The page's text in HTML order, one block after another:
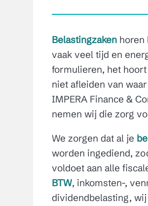
Belastingzaken horen
vaak veel tijd en
formulieren, het
niet afleiden van
IMPERA Finance &
nemen wij die zorg
We zorgen dat al je
worden ingediend,
voldoet aan alle
BTW, inkomsten-,
dividendbelasting,